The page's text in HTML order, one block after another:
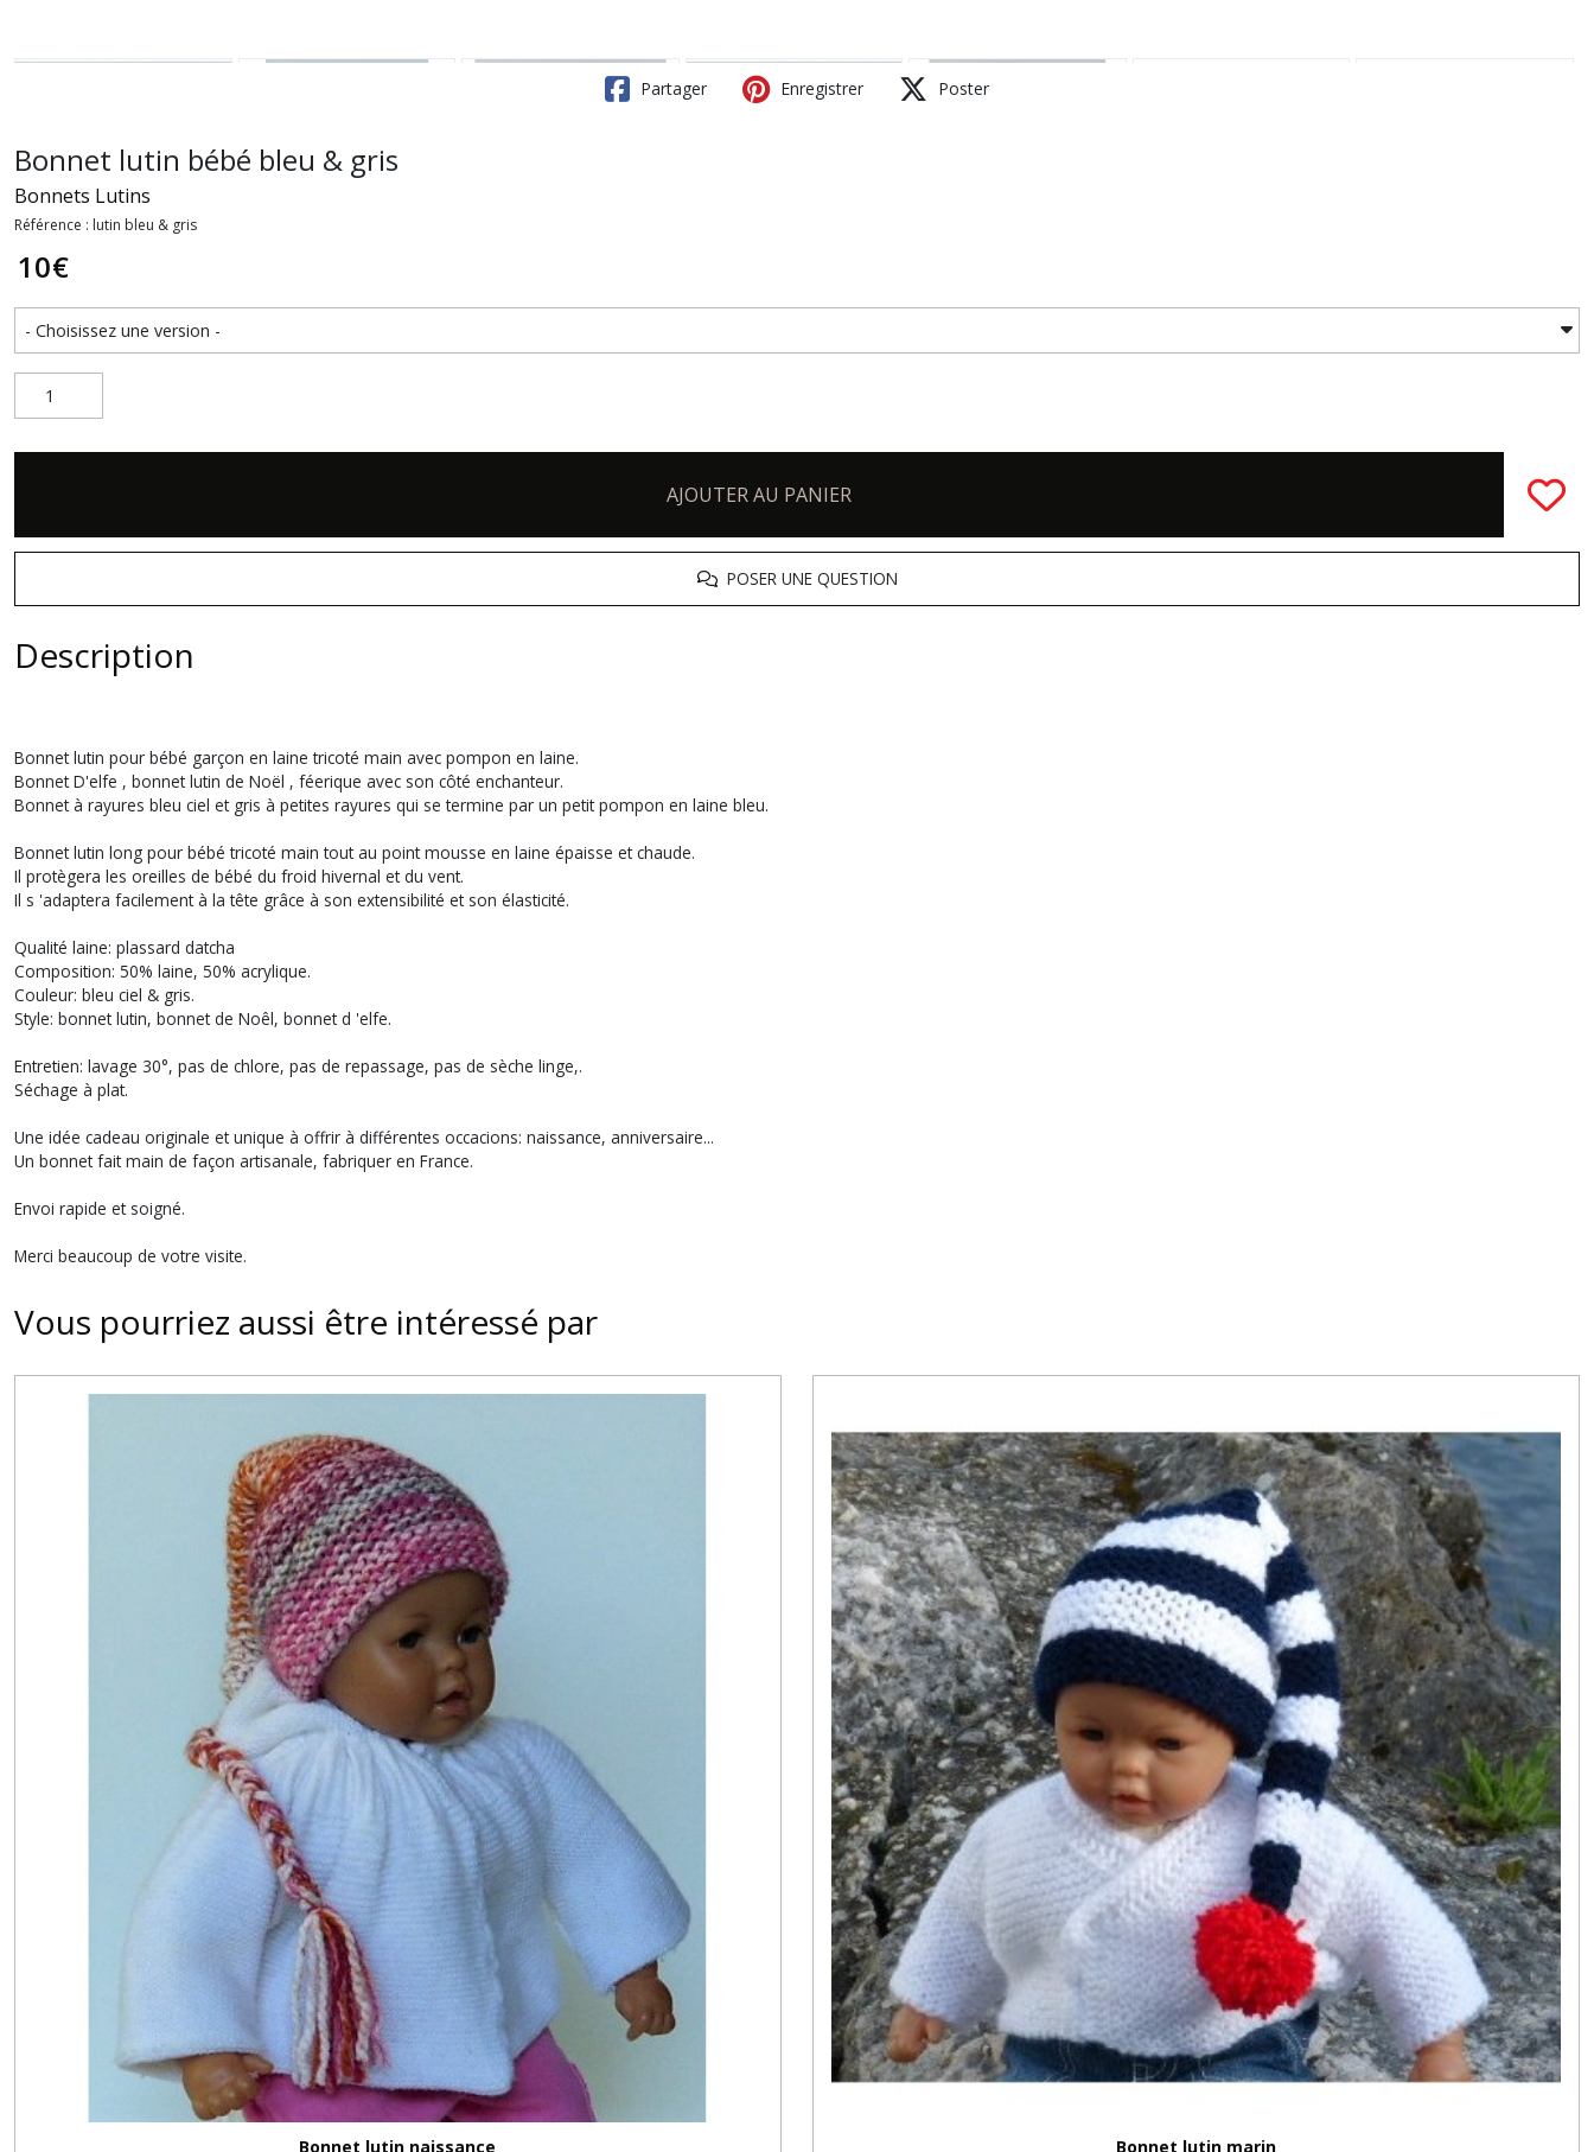
Partager Enregistrer Poster
Bonnet lutin bébé bleu & gris
Bonnets Lutins
Référence : lutin bleu & gris
10€
AJOUTER AU PANIER
POSER UNE QUESTION
Description
Bonnet lutin pour bébé garçon en laine tricoté main avec pompon en laine.
Bonnet D'elfe , bonnet lutin de Noël , féerique avec son côté enchanteur.
Bonnet à rayures bleu ciel et gris à petites rayures qui se termine par un petit pompon en laine bleu.
Bonnet lutin long pour bébé tricoté main tout au point mousse en laine épaisse et chaude.
Il protègera les oreilles de bébé du froid hivernal et du vent.
Il s 'adaptera facilement à la tête grâce à son extensibilité et son élasticité.
Qualité laine: plassard datcha
Composition: 50% laine, 50% acrylique.
Couleur: bleu ciel & gris.
Style: bonnet lutin, bonnet de Noêl, bonnet d 'elfe.
Entretien: lavage 30°, pas de chlore, pas de repassage, pas de sèche linge,.
Séchage à plat.
Une idée cadeau originale et unique à offrir à différentes occacions: naissance, anniversaire...
Un bonnet fait main de façon artisanale, fabriquer en France.
Envoi rapide et soigné.
Merci beaucoup de votre visite.
Vous pourriez aussi être intéressé par
Bonnet lutin naissance Bonnet lutin marin